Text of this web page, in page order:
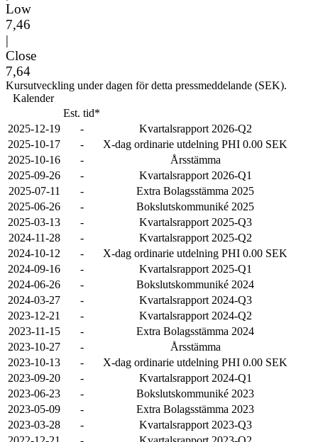
Low
7,46
|
Close
7,64
Kursutveckling under dagen för detta pressmeddelande (SEK).
Kalender
Est. tid*
2025-12-19
-
Kvartalsrapport 2026-Q2
2025-10-17
-
X-dag ordinarie utdelning PHI 0.00 SEK
2025-10-16
-
Årsstämma
2025-09-26
-
Kvartalsrapport 2026-Q1
2025-07-11
-
Extra Bolagsstämma 2025
2025-06-26
-
Bokslutskommuniké 2025
2025-03-13
-
Kvartalsrapport 2025-Q3
2024-11-28
-
Kvartalsrapport 2025-Q2
2024-10-12
-
X-dag ordinarie utdelning PHI 0.00 SEK
2024-09-16
-
Kvartalsrapport 2025-Q1
2024-06-26
-
Bokslutskommuniké 2024
2024-03-27
-
Kvartalsrapport 2024-Q3
2023-12-21
-
Kvartalsrapport 2024-Q2
2023-11-15
-
Extra Bolagsstämma 2024
2023-10-27
-
Årsstämma
2023-10-13
-
X-dag ordinarie utdelning PHI 0.00 SEK
2023-09-20
-
Kvartalsrapport 2024-Q1
2023-06-23
-
Bokslutskommuniké 2023
2023-05-09
-
Extra Bolagsstämma 2023
2023-03-28
-
Kvartalsrapport 2023-Q3